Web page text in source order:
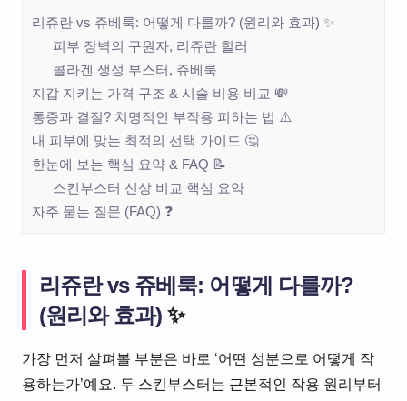
리쥬란 vs 쥬베룩: 어떻게 다를까? (원리와 효과) ✨
피부 장벽의 구원자, 리쥬란 힐러
콜라겐 생성 부스터, 쥬베룩
지갑 지키는 가격 구조 & 시술 비용 비교 💸
통증과 결절? 치명적인 부작용 피하는 법 ⚠️
내 피부에 맞는 최적의 선택 가이드 🤔
한눈에 보는 핵심 요약 & FAQ 📝
스킨부스터 신상 비교 핵심 요약
자주 묻는 질문 (FAQ) ❓
리쥬란 vs 쥬베룩: 어떻게 다를까?
(원리와 효과) ✨
가장 먼저 살펴볼 부분은 바로 ‘어떤 성분으로 어떻게 작
용하는가’예요. 두 스킨부스터는 근본적인 작용 원리부터